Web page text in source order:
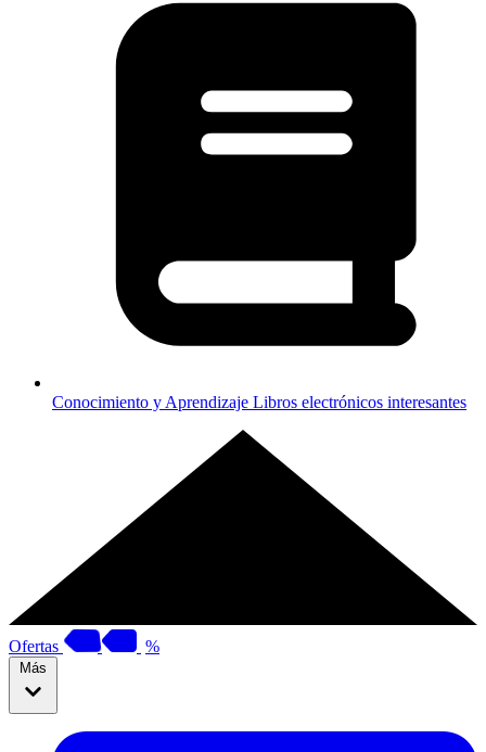
Conocimiento y Aprendizaje Libros electrónicos interesantes
Ofertas %
Más